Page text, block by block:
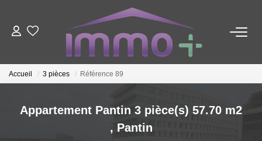
ACHETER
FAIRE GÉRER
Accueil 3 pièces Référence 89
Appartement Pantin 3 pièce(s) 57.70 m2
, Pantin